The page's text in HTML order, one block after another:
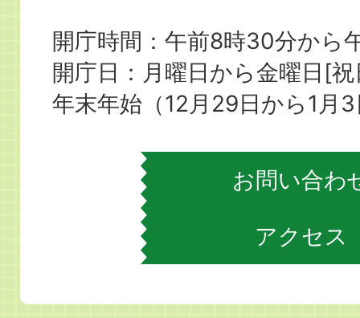
町
役
場
開庁時間：午前8時30分から
開庁日：月曜日から金曜日[
年末年始（12月29日から1月
お問い合わ
アクセス